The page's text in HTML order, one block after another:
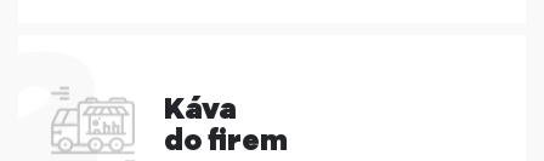
Káva
do firem